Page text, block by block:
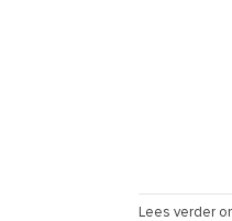
Lees verder